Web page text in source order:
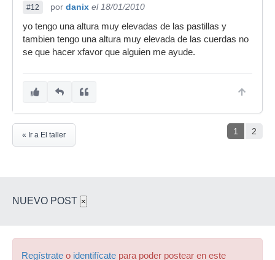
#12 por danix el 18/01/2010
yo tengo una altura muy elevadas de las pastillas y
tambien tengo una altura muy elevada de las cuerdas no
se que hacer xfavor que alguien me ayude.
1 2
« Ir a El taller
NUEVO POST ×
Regístrate o identifícate para poder postear en este